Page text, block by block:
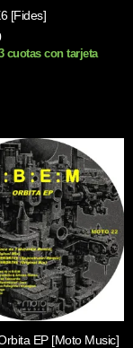
[Fides]
cuotas con tarjeta
EP [Moto Music]